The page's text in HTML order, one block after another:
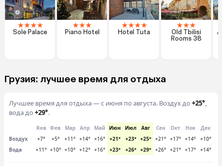
★★★★
Sole Palace
★★★
Piano Hotel
★★★★
Hotel Tuta
★★★
Old Tbilisi
Rooms 38
Грузия: лучшее время для отдыха
Лучшее время для отдыха — с июня по августа. Воздух до +25°,
вода до +29°.
Янв Фев Мар Апр Май Июн Июл Авг Сен Окт Ноя
Дек
Воздух
+7° +5° +11° +14° +16° +21° +23° +25° +21° +17° +14°
+10°
Вода
+11° +10° +10° +12° +16° +23° +26° +29° +26° +21° +17° +14°